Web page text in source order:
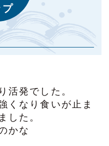
プ
活発でした。
くなり食いが止ま
した。
かな